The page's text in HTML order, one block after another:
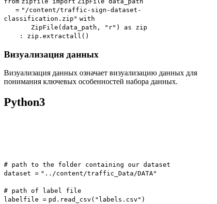
= "/content/traffic-sign-dataset-
classification.zip" with
ZipFile(data_path,
"r" ) as zip
: zip .extractall()
Визуализация данных
Визуализация данных означает визуализацию данных для
понимания ключевых особенностей набора данных.
Python3
# path to the folder containing our dataset
dataset = "../content/traffic_Data/DATA"
# path of label file
labelfile = pd.read_csv( "labels.csv" )